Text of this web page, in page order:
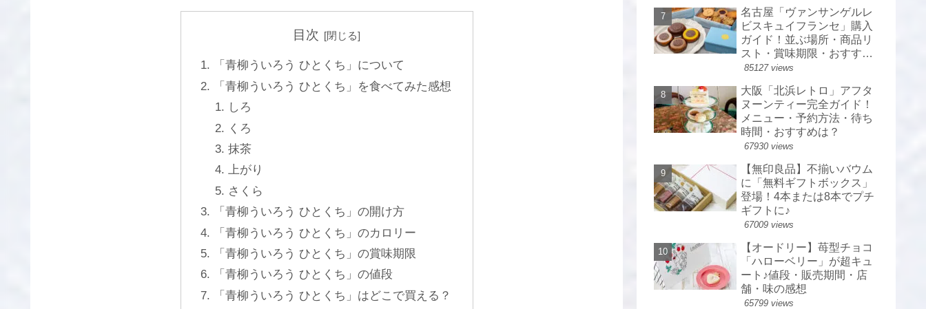
目次
「青柳ういろう ひとくち」について
「青柳ういろう ひとくち」を食べてみた感想
しろ
くろ
抹茶
上がり
さくら
「青柳ういろう ひとくち」の開け方
「青柳ういろう ひとくち」のカロリー
「青柳ういろう ひとくち」の賞味期限
「青柳ういろう ひとくち」の値段
「青柳ういろう ひとくち」はどこで買える？
名古屋「ヴァンサンゲルレ
ビスキュイフランセ」購入
ガイド！並ぶ場所・商品リ
スト・賞味期限・おすすめ
は？
85127 views
大阪「北浜レトロ」アフタ
ヌーンティー完全ガイド！
メニュー・予約方法・待ち
時間・おすすめは？
67930 views
【無印良品】不揃いバウム
に「無料ギフトボックス」
登場！4本または8本でプチ
ギフトに♪
67009 views
【オードリー】苺型チョコ
「ハローベリー」が超キュ
ート♪値段・販売期間・店
舗・味の感想
65799 views